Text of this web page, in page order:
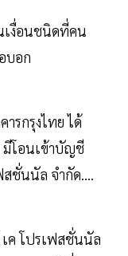
เงื่อนชนิดที่คน
บอก
รกรุงไทย ได้
โอนเข้าบัญชี
สชั่นนัล จำกัด....
ค โปรเฟสชั่นนัล